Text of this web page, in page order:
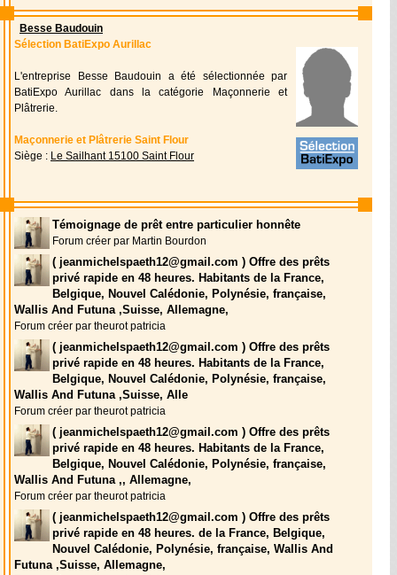
Besse Baudouin
Sélection BatiExpo Aurillac
L'entreprise Besse Baudouin a été sélectionnée par
BatiExpo Aurillac dans la catégorie Maçonnerie et
Plâtrerie.
Maçonnerie et Plâtrerie Saint Flour
Siège : Le Sailhant 15100 Saint Flour
Témoignage de prêt entre particulier honnête
Forum créer par Martin Bourdon
( jeanmichelspaeth12@gmail.com ) Offre des prêts
privé rapide en 48 heures. Habitants de la France,
Belgique, Nouvel Calédonie, Polynésie, française,
Wallis And Futuna ,Suisse, Allemagne,
Forum créer par theurot patricia
( jeanmichelspaeth12@gmail.com ) Offre des prêts
privé rapide en 48 heures. Habitants de la France,
Belgique, Nouvel Calédonie, Polynésie, française,
Wallis And Futuna ,Suisse, Alle
Forum créer par theurot patricia
( jeanmichelspaeth12@gmail.com ) Offre des prêts
privé rapide en 48 heures. Habitants de la France,
Belgique, Nouvel Calédonie, Polynésie, française,
Wallis And Futuna ,, Allemagne,
Forum créer par theurot patricia
( jeanmichelspaeth12@gmail.com ) Offre des prêts
privé rapide en 48 heures. de la France, Belgique,
Nouvel Calédonie, Polynésie, française, Wallis And
Futuna ,Suisse, Allemagne,